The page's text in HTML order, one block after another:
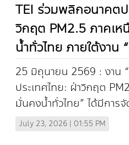
TEI ร่วมพลิกอนาคตป
วิกฤต PM2.5 ภาคเ
น้ำทั่วไทย ภายใต้งาน
แห่งชาติ 2569
Expo 2026)” (In
25 มิถุนายน 2569 : งาน
ประเทศไทย: ฝ่าวิกฤต
มั่นคงน้ำทั่วไทย” ได้มีกา
ตกลงความร่วมมือ
July 23, 2026 | 01:55 PM